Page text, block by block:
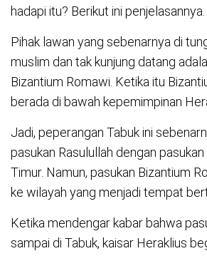
hadapi itu? Berikut ini penjelasannya.
Pihak lawan yang sebenarnya di
muslim dan tak kunjung datang
Bizantium Romawi. Ketika itu
berada di bawah kepemimpinan
Jadi, peperangan Tabuk ini
pasukan Rasulullah dengan
Timur. Namun, pasukan Bizantium
ke wilayah yang menjadi tempat
Ketika mendengar kabar bahwa
sampai di Tabuk, kaisar Heraklius